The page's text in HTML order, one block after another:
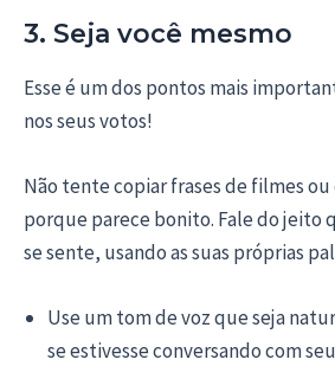
3. Seja você mesmo
Esse é um dos pontos mais
nos seus votos!
Não tente copiar frases de filmes ou
porque parece bonito. Fale do jeito
se sente, usando as suas próprias
Use um tom de voz que seja
se estivesse conversando com